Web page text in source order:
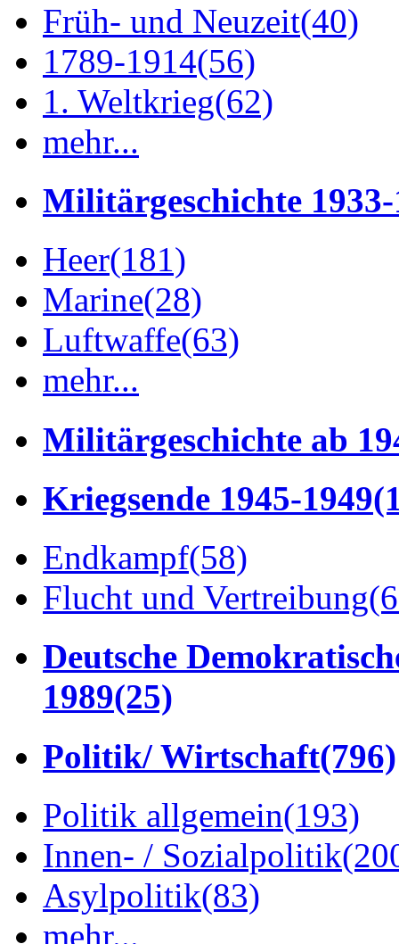
Früh- und Neuzeit(40)
1789-1914(56)
1. Weltkrieg(62)
mehr...
Militärgeschichte 1933-
Heer(181)
Marine(28)
Luftwaffe(63)
mehr...
Militärgeschichte ab
Kriegsende 1945-1949
Endkampf(58)
Flucht und Vertreibung
Deutsche
1989(25)
Politik/ Wirtschaft(796)
Politik allgemein(193)
Innen- / Sozialpolitik
Asylpolitik(83)
mehr...